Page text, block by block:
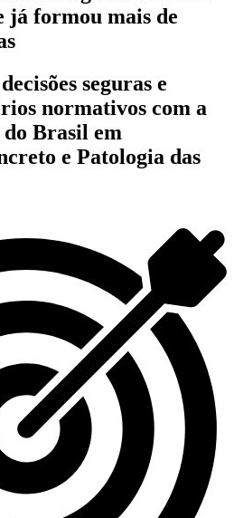
já formou mais de
seguras e
normativos com a
Brasil em
e Patologia das